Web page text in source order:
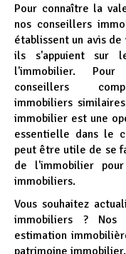
Pour connaître la
nos conseillers
établissent un avis
ils s'appuient sur
l'immobilier.
conseillers
immobiliers
immobilier est une
essentielle dans le
peut être utile de se
de l'immobilier
immobiliers.
Vous souhaitez
immobiliers ? Nos
estimation
patrimoine immobilier.